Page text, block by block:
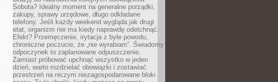
Sobota? Idealny moment na generalne porządki,
zakupy, sprawy urzędowe, długo odkładane
telefony. Jeśli każdy weekend wygląda jak drugi
etat, organizm nie ma kiedy naprawdę odetchnąć.
Efekt? Przemęczenie, irytacja z byle powodu,
chroniczne poczucie, że „nie wyrabiam”. Świadomy
odpoczynek to zaplanowane odpuszczenie.
Zamiast próbować upchnąć wszystko w jeden
dzień, warto rozdzielać obowiązki i zostawiać
przestrzeń na niczym niezagospodarowane bloki